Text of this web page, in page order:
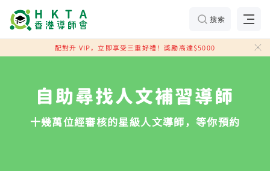
搜索
配對升 VIP，立即享受三重好禮！獎勵高達$5000
自助尋找人文補習導師
十幾萬位經審核的星級人文導師，等你預約